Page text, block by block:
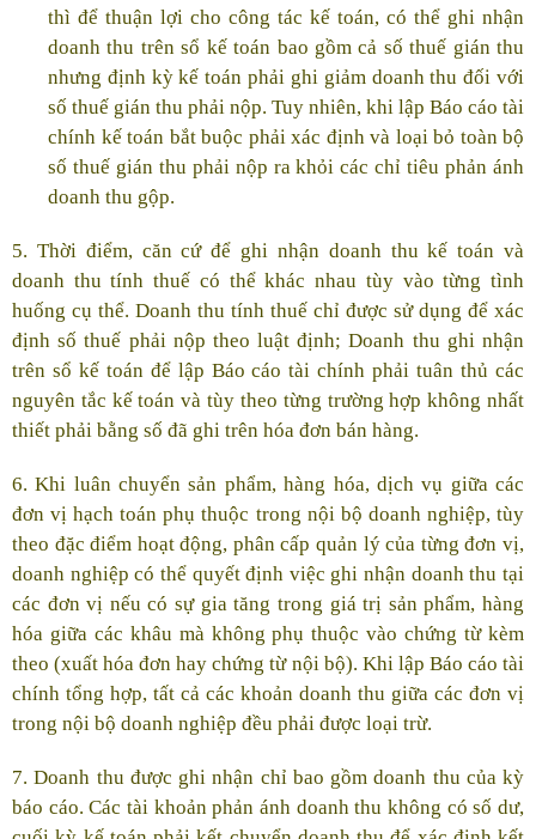
thì để thuận lợi cho công tác kế toán, có thể ghi nhận
doanh thu trên sổ kế toán bao gồm cả số thuế gián thu
nhưng định kỳ kế toán phải ghi giảm doanh thu đối với
số thuế gián thu phải nộp. Tuy nhiên, khi lập Báo cáo tài
chính kế toán bắt buộc phải xác định và loại bỏ toàn bộ
số thuế gián thu phải nộp ra khỏi các chỉ tiêu phản ánh
doanh thu gộp.
5. Thời điểm, căn cứ để ghi nhận doanh thu kế toán và
doanh thu tính thuế có thể khác nhau tùy vào từng tình
huống cụ thể. Doanh thu tính thuế chỉ được sử dụng để xác
định số thuế phải nộp theo luật định; Doanh thu ghi nhận
trên sổ kế toán để lập Báo cáo tài chính phải tuân thủ các
nguyên tắc kế toán và tùy theo từng trường hợp không nhất
thiết phải bằng số đã ghi trên hóa đơn bán hàng.
6. Khi luân chuyển sản phẩm, hàng hóa, dịch vụ giữa các
đơn vị hạch toán phụ thuộc trong nội bộ doanh nghiệp, tùy
theo đặc điểm hoạt động, phân cấp quản lý của từng đơn vị,
doanh nghiệp có thể quyết định việc ghi nhận doanh thu tại
các đơn vị nếu có sự gia tăng trong giá trị sản phẩm, hàng
hóa giữa các khâu mà không phụ thuộc vào chứng từ kèm
theo (xuất hóa đơn hay chứng từ nội bộ). Khi lập Báo cáo tài
chính tổng hợp, tất cả các khoản doanh thu giữa các đơn vị
trong nội bộ doanh nghiệp đều phải được loại trừ.
7. Doanh thu được ghi nhận chỉ bao gồm doanh thu của kỳ
báo cáo. Các tài khoản phản ánh doanh thu không có số dư,